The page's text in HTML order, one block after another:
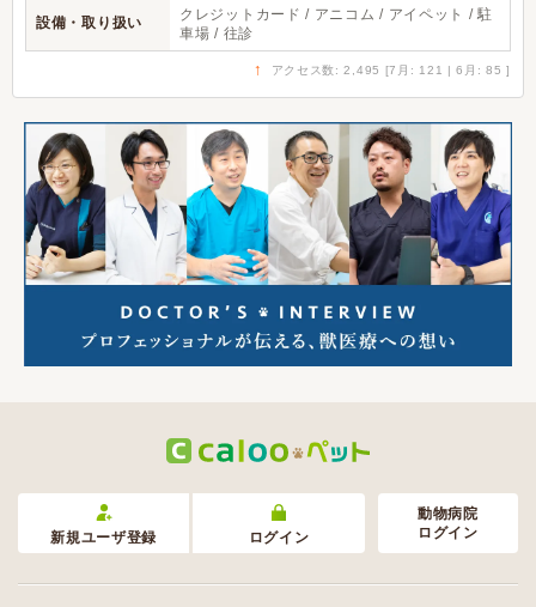
設備・取り扱い
クレジットカード / アニコム / アイペット / 駐
車場 / 往診
↑ アクセス数: 2,495 [7月: 121 | 6月: 85 ]
新規ユーザ登録 ログイン
動物病院
ログイン